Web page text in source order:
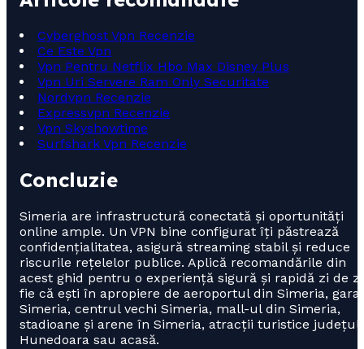
Cyberghost Vpn Recenzie
Ce Este Vpn
Vpn Pentru Netflix Hbo Max Disney Plus
Vpn Uri Servere Ram Only Securitate
Nordvpn Recenzie
Expressvpn Recenzie
Vpn Skyshowtime
Surfshark Vpn Recenzie
Concluzie
Simeria are infrastructură conectată și oportunități
online ample. Un VPN bine configurat îți păstrează
confidențialitatea, asigură streaming stabil și reduce
riscurile rețelelor publice. Aplică recomandările din
acest ghid pentru o experiență sigură și rapidă zi de
fie că ești în apropiere de aeroportul din Simeria, gara
Simeria, centrul vechi Simeria, mall-ul din Simeria,
stadioane și arene în Simeria, atracții turistice județul
Hunedoara sau acasă.